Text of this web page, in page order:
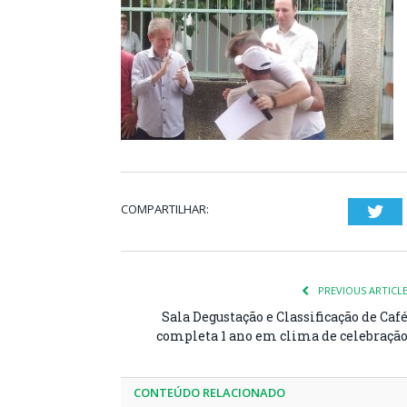
COMPARTILHAR:
PREVIOUS ARTICLE
Sala Degustação e Classificação de Café
completa 1 ano em clima de celebração
CONTEÚDO RELACIONADO